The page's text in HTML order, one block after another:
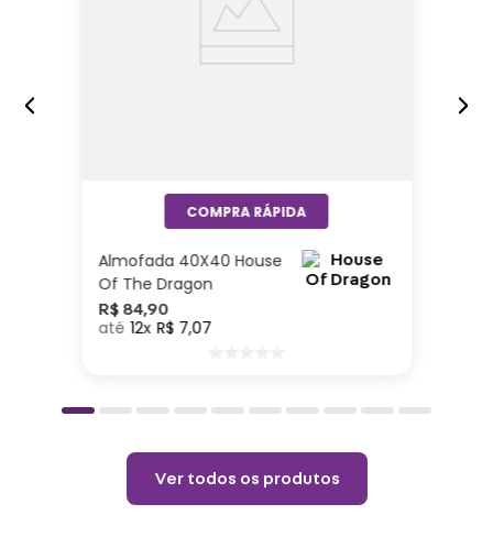
Almofada 40X40 House
Of The Dragon
R$ 84,90
12 R$ 7,07
Ver todos os produtos